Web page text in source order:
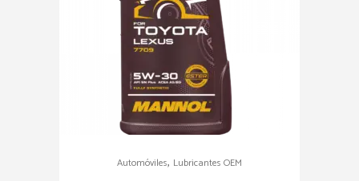
Automóviles, Lubricantes OEM